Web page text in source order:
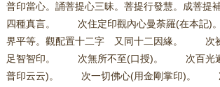
普印當心。誦菩提心三昧。菩提行發慧。成菩提
四種真言。 次住定印觀內心曼荼羅(在本
界平等。觀配置十二字 又同十二因緣。
足智智印。 次無所不至(口授)。 次百光遍
普印云云)。 次一切佛心(用金剛掌印)。